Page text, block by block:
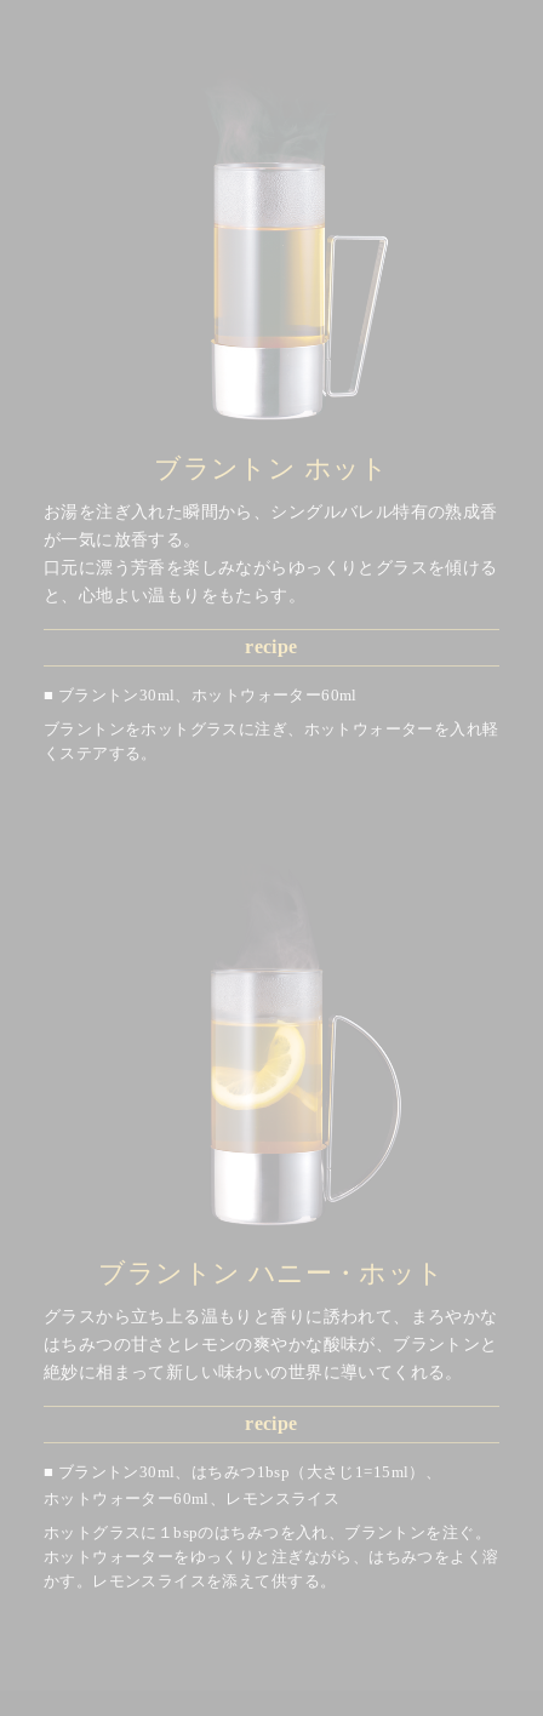
ブラントン ホット
お湯を注ぎ入れた瞬間から、シングルバレル特有の熟成香
が一気に放香する。
口元に漂う芳香を楽しみながらゆっくりとグラスを傾ける
と、心地よい温もりをもたらす。
recipe
ブラントン30ml、 ホットウォーター60ml
ブラントンをホットグラスに注ぎ、ホットウォーターを入れ軽
くステアする。
ブラントン ハニー・ホット
グラスから立ち上る温もりと香りに誘われて、まろやかな
はちみつの甘さとレモンの爽やかな酸味が、ブラントンと
絶妙に相まって新しい味わいの世界に導いてくれる。
recipe
ブラントン30ml、はちみつ1bsp（大さじ1=15ml）、
ホットウォーター60ml、
レモンスライス
ホットグラスに１bspのはちみつを入れ、ブラントンを注ぐ。
ホットウォーターをゆっくりと注ぎながら、はちみつをよく溶
かす。レモンスライスを添えて供する。